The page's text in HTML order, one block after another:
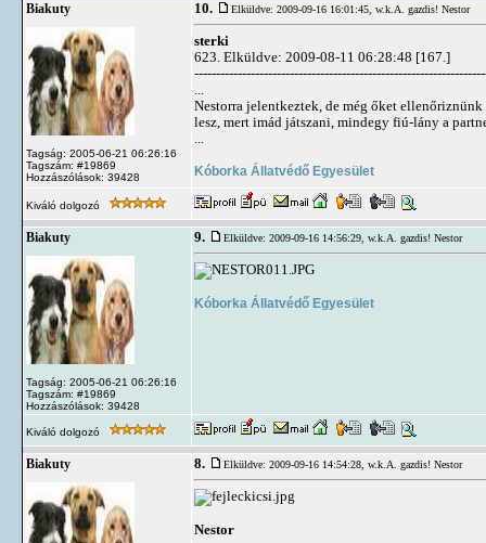
Biakuty
Tagság: 2005-06-21 06:26:16
Tagszám: #19869
Hozzászólások: 39428
10. Elküldve: 2009-09-16 16:01:45, w.k.A. gazdis! Nestor
sterki
623. Elküldve: 2009-08-11 06:28:48 [167.]
Nestorra jelentkeztek, de még őket
lesz, mert imád játszani, mindegy fiú-lány a
Kóborka Állatvédő Egyesület
Kiváló dolgozó
Biakuty
Tagság: 2005-06-21 06:26:16
Tagszám: #19869
Hozzászólások: 39428
9. Elküldve: 2009-09-16 14:56:29, w.k.A. gazdis! Nestor
Kóborka Állatvédő Egyesület
Kiváló dolgozó
Biakuty 8. Elküldve: 2009-09-16 14:54:28, w.k.A. gazdis! Nestor
Nestor